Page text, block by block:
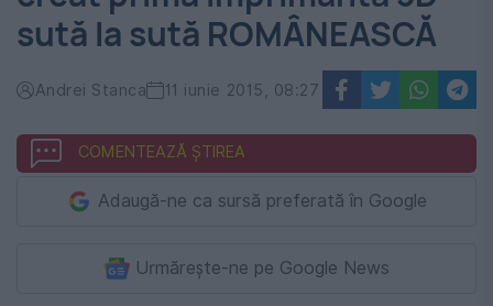
sută la sută ROMÂNEASCĂ
Andrei Stanca 11 iunie 2015, 08:27
COMENTEAZĂ ȘTIREA
Adaugă-ne ca sursă preferată în Google
Urmărește-ne pe Google News